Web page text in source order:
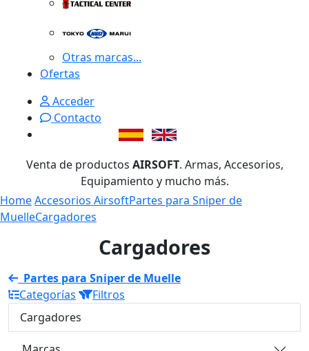
Otras marcas...
Ofertas
Acceder
Contacto
Venta de productos AIRSOFT. Armas, Accesorios,
Equipamiento y mucho más.
HomeAccesorios AirsoftPartes para Sniper de
MuelleCargadores
Cargadores
Partes para Sniper de Muelle
Categorías
Filtros
Cargadores